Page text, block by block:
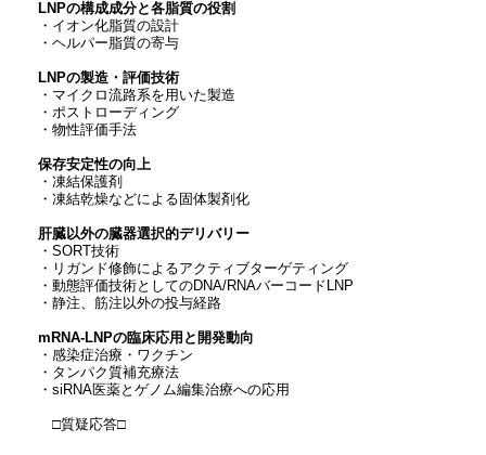
LNPの構成成分と各脂質の役割
・イオン化脂質の設計
・ヘルパー脂質の寄与
LNPの製造・評価技術
・マイクロ流路系を用いた製造
・ポストローディング
・物性評価手法
保存安定性の向上
・凍結保護剤
・凍結乾燥などによる固体製剤化
肝臓以外の臓器選択的デリバリー
・SORT技術
・リガンド修飾によるアクティブターゲティング
・動態評価技術としてのDNA/RNAバーコードLNP
・静注、筋注以外の投与経路
mRNA-LNPの臨床応用と開発動向
・感染症治療・ワクチン
・タンパク質補充療法
・siRNA医薬とゲノム編集治療への応用
□質疑応答□